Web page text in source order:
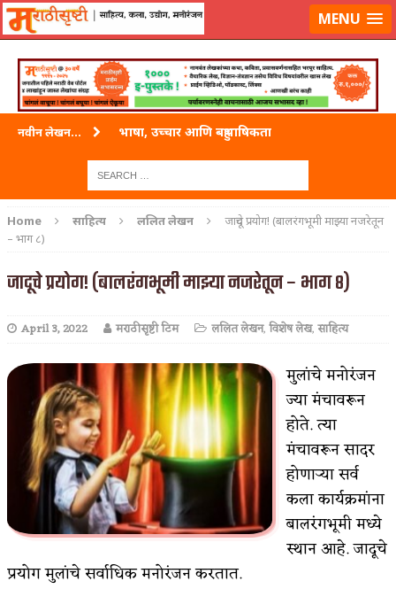
लॉग-इन करा|लेखक नोंदणी कराMENU
नवीन लेखन... भाषा, उच्चार आणि बहुभाषिकता
ताम्र – एक अफलातून धातू (COPPER)
अशी एक कविता लिहू इच्छिते
पुस्तके बदलायची आहेत तुम्हाला!
किती घोषणांचा पाऊस होता
कसं हुईन तं हू माय…
काळजाचे प्रेत
चमकदार चांदी
आदिवासींचा डॉक्टर, समाजसेवेचा ध्यास : डॉ. राहुल
Home साहित्य ललित लेखन
जादूचे प्रयोग! (बालरंगभूमी माझ्या नजरेतून
– भाग ८)
जादूचे प्रयोग! (बालरंगभूमी माझ्या नजरेतून – भाग ८)
April 3, 2022 मराठीसृष्टी टिम ललित लेखन,विशेष लेख,साहित्य
मुलांचे मनोरंजन
ज्या मंचावरून
होते. त्या
मंचावरून सादर
होणाऱ्या सर्व
कला कार्यक्रमांना
बालरंगभूमी मध्ये
स्थान आहे. जादूचे
प्रयोग मुलांचे सर्वाधिक मनोरंजन करतात.